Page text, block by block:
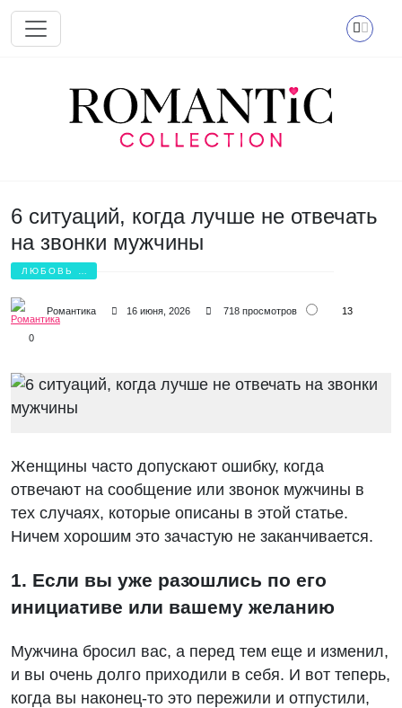
Перейти к основному содержанию
6 ситуаций, когда лучше не отвечать
на звонки мужчины
ЛЮБОВЬ И
Романтика 16 июня, 2026 718 просмотров 13
0
Женщины часто допускают ошибку, когда
отвечают на сообщение или звонок мужчины в
тех случаях, которые описаны в этой статье.
Ничем хорошим это зачастую не заканчивается.
1. Если вы уже разошлись по его
инициативе или вашему желанию
Мужчина бросил вас, а перед тем еще и изменил,
и вы очень долго приходили в себя. И вот теперь,
когда вы наконец-то это пережили и отпустили,